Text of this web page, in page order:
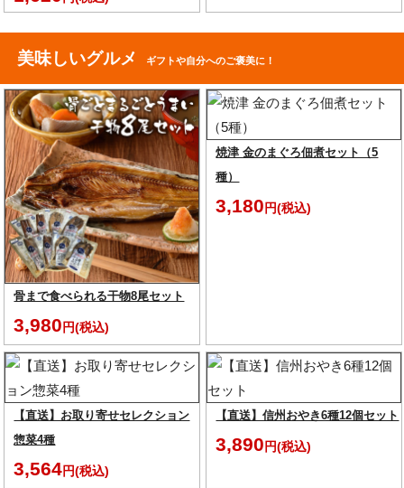
美味しいグルメ ギフトや自分へのご褒美に！
骨まで食べられる干物8尾セット
3,980円(税込)
焼津 金のまぐろ佃煮セット（5
種）
3,180円(税込)
【直送】お取り寄せセレクション
惣菜4種
3,564円(税込)
【直送】信州おやき6種12個セット
3,890円(税込)